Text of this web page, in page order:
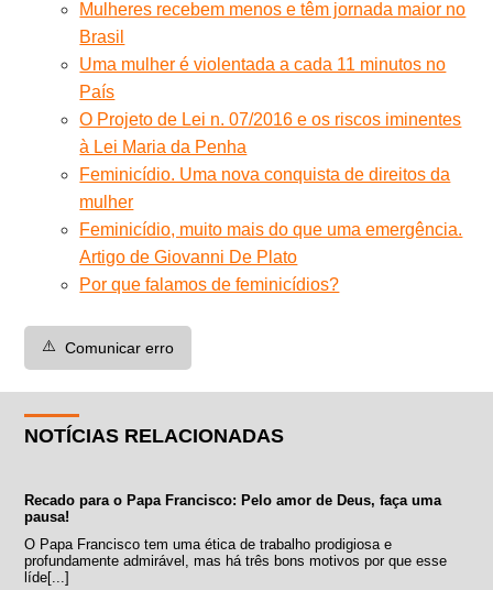
Mulheres recebem menos e têm jornada maior no
Brasil
Uma mulher é violentada a cada 11 minutos no
País
O Projeto de Lei n. 07/2016 e os riscos iminentes
à Lei Maria da Penha
Feminicídio. Uma nova conquista de direitos da
mulher
Feminicídio, muito mais do que uma emergência.
Artigo de Giovanni De Plato
Por que falamos de feminicídios?
⚠️ Comunicar erro
NOTÍCIAS RELACIONADAS
Recado para o Papa Francisco: Pelo amor de Deus, faça uma
pausa!
O Papa Francisco tem uma ética de trabalho prodigiosa e
profundamente admirável, mas há três bons motivos por que esse
líde[...]